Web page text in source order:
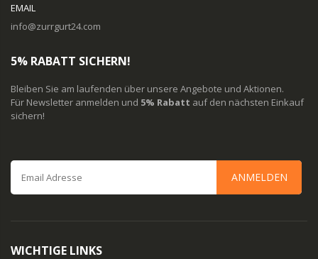
EMAIL
info@zurrgurt24.com
5% RABATT SICHERN!
Bleiben Sie am laufenden über unsere Angebote und Aktionen.
Für Newsletter anmelden und 5% Rabatt auf den nächsten Einkauf
sichern!
ANMELDEN
WICHTIGE LINKS